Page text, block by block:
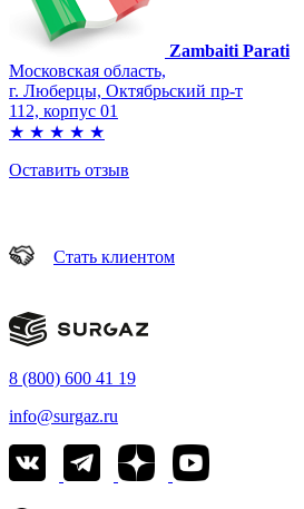
Zambaiti Parati
Московская область,
г. Люберцы, Октябрьский пр-т
112, корпус 01
★ ★ ★ ★ ★
Оставить отзыв
Стать клиентом
8 (800) 600 41 19
info@surgaz.ru